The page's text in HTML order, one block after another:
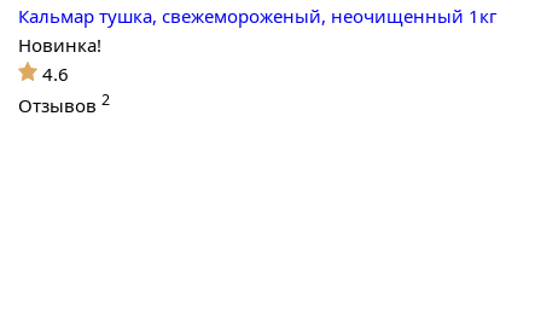
Кальмар тушка, свежемороженый, неочищенный 1кг
Новинка!
4.6
Отзывов 2